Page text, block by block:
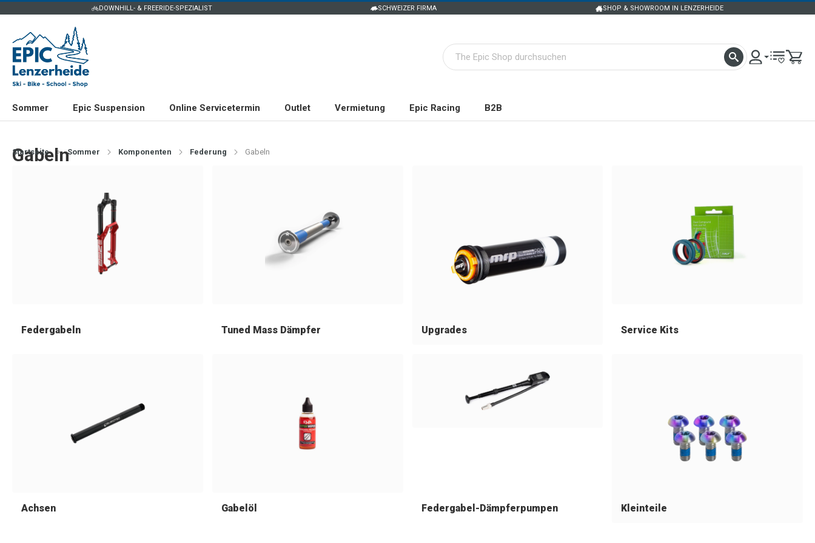
DOWNHILL- & FREERIDE-SPEZIALIST SCHWEIZER FIRMA SHOP & SHOWROOM IN LENZERHEIDE
Sommer Epic Suspension Online Servicetermin Outlet Vermietung Epic Racing B2B
Startseite Sommer Komponenten Federung Gabeln
Gabeln
Federgabeln Tuned Mass Dämpfer Upgrades Service Kits
Achsen Gabelöl Federgabel-Dämpferpumpen Kleinteile